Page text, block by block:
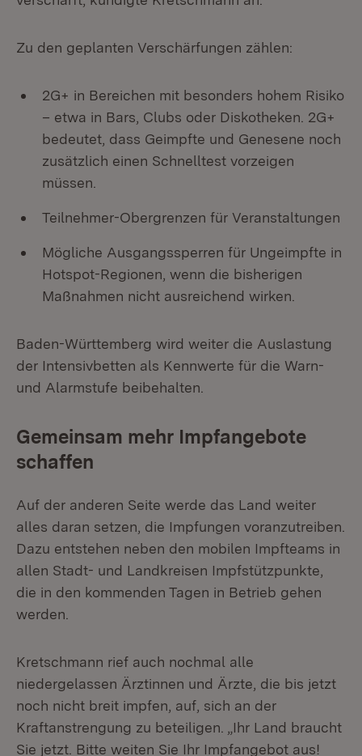
Zu den geplanten Verschärfungen zählen:
2G+ in Bereichen mit besonders hohem Risiko
– etwa in Bars, Clubs oder Diskotheken. 2G+
bedeutet, dass Geimpfte und Genesene noch
zusätzlich einen Schnelltest vorzeigen
müssen.
Teilnehmer-Obergrenzen für Veranstaltungen
Mögliche Ausgangssperren für Ungeimpfte in
Hotspot-Regionen, wenn die bisherigen
Maßnahmen nicht ausreichend wirken.
Baden-Württemberg wird weiter die Auslastung
der Intensivbetten als Kennwerte für die Warn-
und Alarmstufe beibehalten.
Gemeinsam mehr Impfangebote
schaffen
Auf der anderen Seite werde das Land weiter
alles daran setzen, die Impfungen voranzutreiben.
Dazu entstehen neben den mobilen Impfteams in
allen Stadt- und Landkreisen Impfstützpunkte,
die in den kommenden Tagen in Betrieb gehen
werden.
Kretschmann rief auch nochmal alle
niedergelassen Ärztinnen und Ärzte, die bis jetzt
noch nicht breit impfen, auf, sich an der
Kraftanstrengung zu beteiligen. „Ihr Land braucht
Sie jetzt. Bitte weiten Sie Ihr Impfangebot aus!